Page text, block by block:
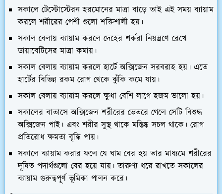
সকালে টেস্টোস্টেরন হরমোনের মাত্রা বাড়ে তাই এই সময় ব্যায়াম
করলে শরীরের পেশী গুলো শক্তিশালী হয়।
সকাল বেলায় ব্যায়াম করলে দেহের শর্করা নিয়ন্ত্রণে রেখে
ডায়াবেটিসের মাত্রা কমায়।
সকাল বেলায় ব্যায়াম করলে হার্টে অক্সিজেন সরবরাহ হয়। এতে
হার্টের বিভিন্ন রকম রোগ থেকে ঝুঁকি কমে যায়।
সকাল বেলায় ব্যায়াম করলে ক্ষুধা বেশি লাগে হজম ভালো হয়।
সকালের বাতাসে অক্সিজেন শরীরের ভেতরে গেলে সেটি বিশুদ্ধ
অক্সিজেন পাই। এবং শরীর সুস্থ থাকে মস্তিষ্ক সচল থাকে। রোগ
প্রতিরোধ ক্ষমতা বৃদ্ধি পায়।
সকালে ব্যায়াম করার ফলে যে ঘাম বের হয় তার মাধ্যমে শরীরের
দূষিত পদার্থগুলো বের হয়ে যায়। তারুণ্য ধরে রাখতে সকালের
ব্যায়াম গুরুত্বপূর্ণ ভূমিকা পালন করে।